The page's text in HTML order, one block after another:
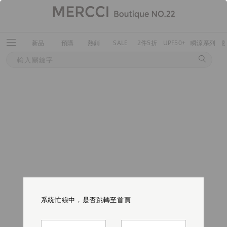
新品 預購 熱銷 SALE 2件5折 UPF50+ 瞬涼系列
系統忙線中，是否跳轉至首頁
系統忙線中，是否跳轉至首頁
系統忙線中，是否跳轉至首頁
系統忙線中，是否跳轉至首頁
系統忙線中，是否跳轉至首頁